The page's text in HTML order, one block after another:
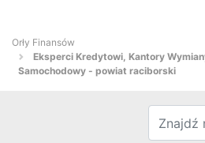
Orły Finansów
Eksperci Kredytowi, Kantory
Samochodowy - powiat raciborski